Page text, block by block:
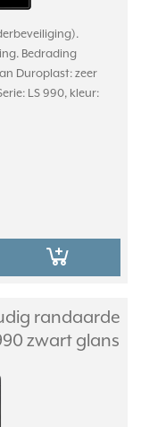
Bedrading
Duroplast: zeer
LS 990, kleur:
randaarde
zwart glans